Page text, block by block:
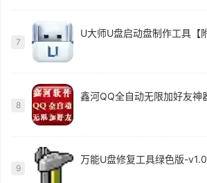
7
8
9
万能U盘修复工具绿色版-v1.0